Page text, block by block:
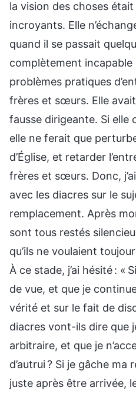
la vision des choses
incroyants. Elle
quand il se passait
complètement incapable
problèmes pratiques
frères et sœurs. Elle
fausse dirigeante. Si elle
elle ne ferait que
d’Église, et retarder
frères et sœurs. Donc,
avec les diacres sur le
remplacement. Après
sont tous restés
qu’ils ne voulaient
À ce stade, j’ai hésité : «
de vue, et que je
vérité et sur le fait de
diacres vont-ils dire que
arbitraire, et que je
d’autrui ? Si je gâche
juste après être arrivée,